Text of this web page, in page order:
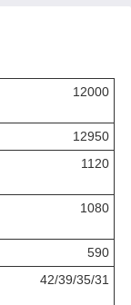
12000
12950
1120
1080
590
42/39/35/31